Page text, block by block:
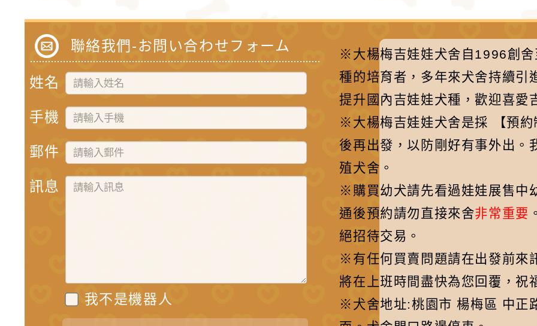
聯絡我們-お問い合わせフォーム
姓名
手機
郵件
訊息
我不是機器人
※大楊梅吉娃娃犬舍自1996創
種的培育者，多年來犬舍持續引
提升國內吉娃娃犬種，歡迎喜愛
※大楊梅吉娃娃犬舍是採 【預
後再出發，以防剛好有事外出。
殖犬舍。
※購買幼犬請先看過娃娃展售中
通後預約請勿直接來舍非常重要
絕招待交易。
※有任何買賣問題請在出發前
將在上班時間盡快為您回覆，祝
※犬舍地址:桃園市 楊梅區 中正